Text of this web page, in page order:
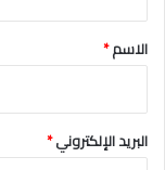
*
الاسم*
البريد الإلكتروني*